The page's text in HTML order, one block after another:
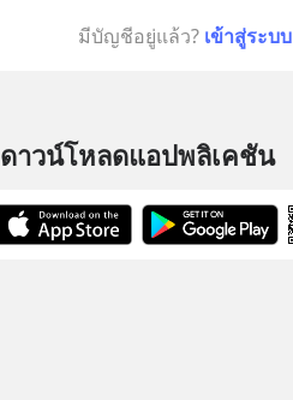
มีบัญชีอยู่แล้ว? เข้าสู่ระบบ
ดาวน์โหลดแอปพลิเคชัน